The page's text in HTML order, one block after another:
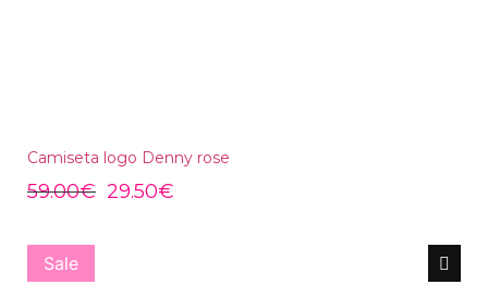
Camiseta logo Denny rose
59.00€ 29.50€
Sale